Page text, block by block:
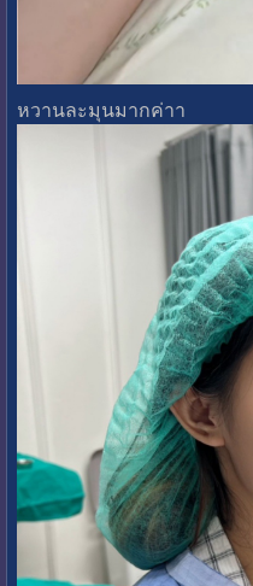
หวานละมุนมากค่าา